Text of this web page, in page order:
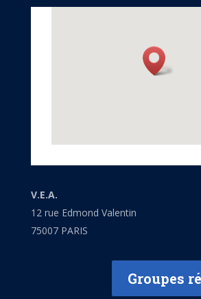
V.E.A.
12 rue Edmond Valentin
75007 PARIS
Groupes